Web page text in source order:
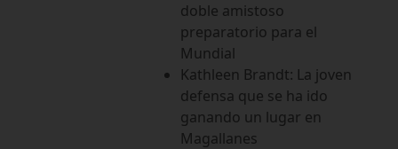
doble amistoso
preparatorio para el
Mundial
Kathleen Brandt: La joven
defensa que se ha ido
ganando un lugar en
Magallanes